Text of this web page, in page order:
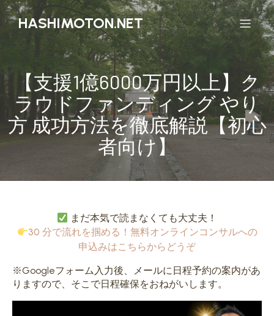
HASHIMOTON.NET
【支援1億6000万円以上】ク
ラウドファンディング やり
方 成功方法を徹底解説【初心
者向け】
まだ本気で読まなくても大丈夫！
30 分で流れを掴める！無料オンラインコンサルへの
申込みはこちらからどうぞ
※Googleフォーム入力後、メールに日程予約の案内があ
りますので、そこで日程確保をおねがいします。